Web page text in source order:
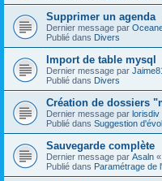
Supprimer un agenda
Dernier message par
Publié dans Divers
Import de table mysql
Dernier message par
Publié dans Divers
Création de dossiers
Dernier message par lorisdiv
Publié dans Suggestion
Sauvegarde complète
Dernier message par Asaln «
Publié dans Paramétrage de